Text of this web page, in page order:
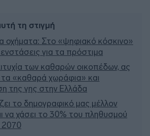
τη στιγμή
οχήματα: Στο «ψηφιακό κόσκινο»
για τα πρόστιμα
των καθαρών οικοπέδων, ας
«καθαρά χωράφια» και
της γης στην Ελλάδα
το δημογραφικό μας μέλλον
να χάσει το 30% του πληθυσμού
2070